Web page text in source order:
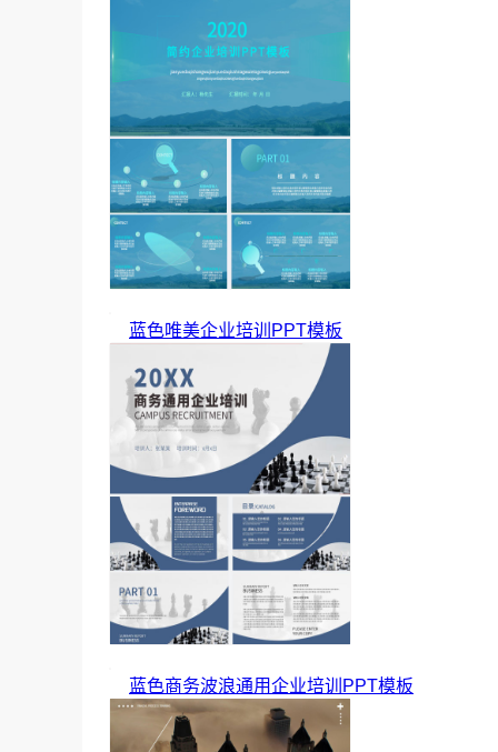
蓝色唯美企业培训PPT模板
蓝色商务波浪通用企业培训PPT模板